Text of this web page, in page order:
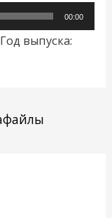
00:00
выпуска: